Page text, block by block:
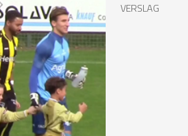
VERSLAG